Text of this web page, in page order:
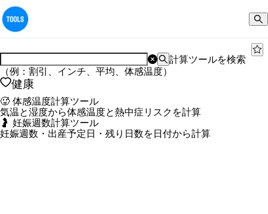
計算ツールを検索
（例：割引、インチ、平均、体感温度）
健康
🥵 体感温度計算ツール
気温と湿度から体感温度と熱中症リスクを計算
🤰 妊娠週数計算ツール
妊娠週数・出産予定日・残り日数を日付から計算